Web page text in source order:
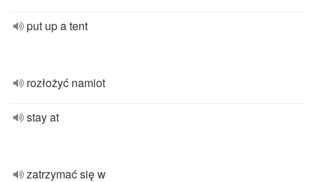
put up a tent
rozłożyć namiot
stay at
zatrzymać się w